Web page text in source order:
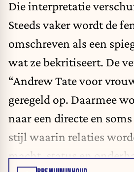
Die interpretatie
Steeds vaker wordt de
omschreven als een
wat ze bekritiseert. De
“Andrew Tate voor
geregeld op. Daarmee
naar een directe en
stijl waarin relaties
macht, status en